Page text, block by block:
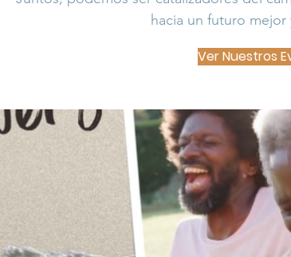
hacia un futuro mejor
Ver Nuestros